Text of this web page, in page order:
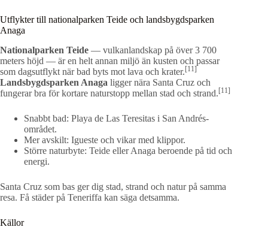
Utflykter till nationalparken Teide och landsbygdsparken
Anaga
Nationalparken Teide — vulkanlandskap på över 3 700
meters höjd — är en helt annan miljö än kusten och passar
som dagsutflykt när bad byts mot lava och krater.[11]
Landsbygdsparken Anaga ligger nära Santa Cruz och
fungerar bra för kortare naturstopp mellan stad och strand.[11]
Snabbt bad: Playa de Las Teresitas i San Andrés-
området.
Mer avskilt: Igueste och vikar med klippor.
Större naturbyte: Teide eller Anaga beroende på tid och
energi.
Santa Cruz som bas ger dig stad, strand och natur på samma
resa. Få städer på Teneriffa kan säga detsamma.
Källor